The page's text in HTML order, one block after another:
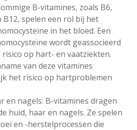
B-vitamines, zoals B6,
spelen een rol bij het
in het bloed. Een
wordt geassocieerd
op hart- en vaatziekten.
van deze vitamines
het risico op hartproblemen
en nagels: B-vitamines dragen
huid, haar en nagels. Ze spelen
en -herstelprocessen die